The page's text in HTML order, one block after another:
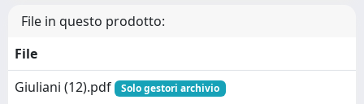
File in questo prodotto:
File
Giuliani (12).pdf
Solo gestori archivio